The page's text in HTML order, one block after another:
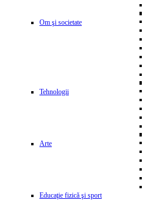
Om şi societate
Tehnologii
Arte
Educaţie fizică şi sport